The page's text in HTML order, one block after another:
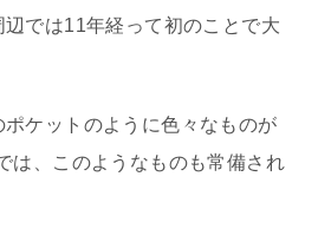
では11年経って初のことで大
ケットのように色々なものが
は、このようなものも常備され